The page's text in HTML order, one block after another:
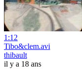
1:12
Tibo&clem.avi
thibault
il y a 18 ans